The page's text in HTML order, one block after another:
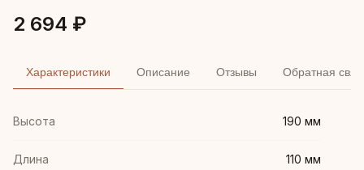
2 694 ₽
Характеристики Описание Отзывы Обратная
Высота 190 мм
Длина 110 мм